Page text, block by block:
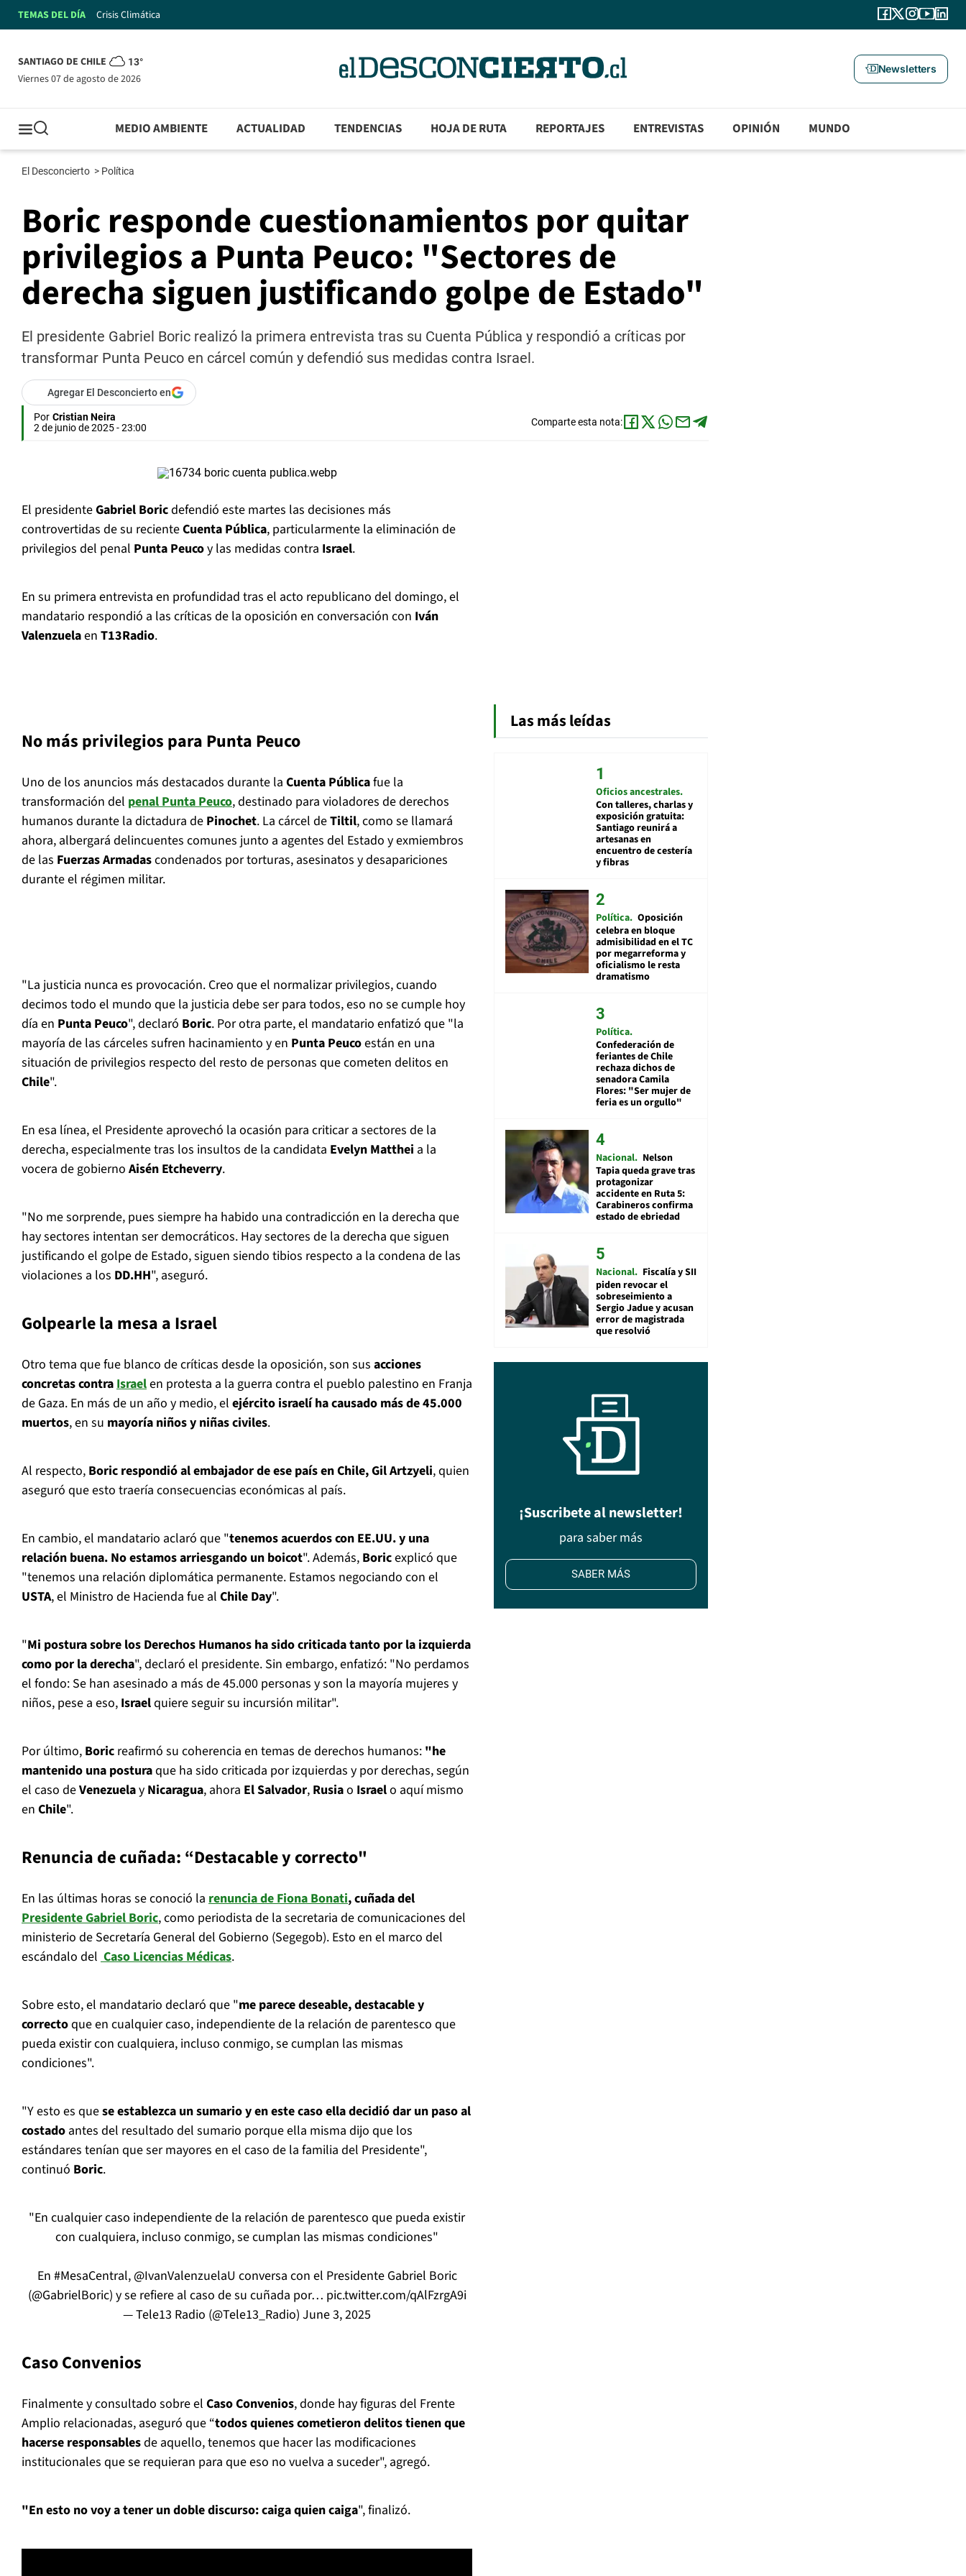
TEMAS DEL DÍA Crisis Climática
SANTIAGO DE CHILE 13°
viernes 07 de agosto de 2026
Newsletters
MEDIO AMBIENTE ACTUALIDAD TENDENCIAS HOJA DE RUTA REPORTAJES ENTREVISTAS OPINIÓN MUNDO
El Desconcierto > Política
Boric responde cuestionamientos por quitar
privilegios a Punta Peuco: "Sectores de
derecha siguen justificando golpe de Estado"
El presidente Gabriel Boric realizó la primera entrevista tras su Cuenta Pública y respondió a críticas por
transformar Punta Peuco en cárcel común y defendió sus medidas contra Israel.
Agregar El Desconcierto en
Por Cristian Neira
2 de junio de 2025 - 23:00
Comparte esta nota:
El presidenteGabriel Boricdefendió este martes las decisiones más
controvertidas de su recienteCuenta Pública, particularmente la eliminación de
privilegios del penal Punta Peucoy las medidas contra Israel.
En su primera entrevista en profundidad tras el acto republicano del domingo, el
mandatario respondió a las críticas de la oposición en conversación con Iván
Valenzuelaen T13Radio.
No más privilegios para Punta Peuco
Uno de los anuncios más destacados durante la Cuenta Públicafue la
transformación del penal Punta Peuco, destinado para violadores de derechos
humanos durante la dictadura de Pinochet. La cárcel deTiltil, como se llamará
ahora, albergará delincuentes comunes junto a agentes del Estado y exmiembros
de las Fuerzas Armadascondenados por torturas, asesinatos y desapariciones
durante el régimen militar.
"La justicia nunca es provocación. Creo que el normalizar privilegios, cuando
decimos todo el mundo que la justicia debe ser para todos, eso no se cumple hoy
día en Punta Peuco", declaró Boric. Por otra parte, el mandatario enfatizó que "la
mayoría de las cárceles sufren hacinamiento y en Punta Peucoestán en una
situación de privilegios respecto del resto de personas que cometen delitos en
Chile".
En esa línea, el Presidente aprovechó la ocasión para criticar a sectores de la
derecha, especialmente tras los insultos de la candidata Evelyn Matthei a la
vocera de gobierno Aisén Etcheverry.
"No me sorprende, pues siempre ha habido una contradicción en la derecha que
hay sectores intentan ser democráticos. Hay sectores de la derecha que siguen
justificando el golpe de Estado, siguen siendo tibios respecto a la condena de las
violaciones a los DD.HH", aseguró.
Golpearle la mesa a Israel
Otro tema que fue blanco de críticas desde la oposición, son sus acciones
concretas contraIsraelen protesta a la guerra contra el pueblo palestino en Franja
de Gaza. En más de un año y medio, el ejército israelí ha causado más de 45.000
muertos, en su mayoría niños y niñas civiles.
Al respecto, Boric respondió al embajador de ese país en Chile, Gil Artzyeli, quien
aseguró que esto traería consecuencias económicas al país.
En cambio, el mandatario aclaró que "tenemos acuerdos con EE.UU. y una
relación buena. No estamos arriesgando un boicot". Además, Boricexplicó que
"tenemos una relación diplomática permanente. Estamos negociando con el
USTA, el Ministro de Hacienda fue al Chile Day".
"Mi postura sobre los Derechos Humanos ha sido criticada tanto por la izquierda
como por la derecha", declaró el presidente. Sin embargo, enfatizó: "No perdamos
el fondo: Se han asesinado a más de 45.000 personas y son la mayoría mujeres y
niños, pese a eso, Israelquiere seguir su incursión militar".
Por último, Boric reafirmó su coherencia en temas de derechos humanos: "he
mantenido una posturaque ha sido criticada por izquierdas y por derechas, según
el caso deVenezuelay Nicaragua, ahora El Salvador, Rusiao Israelo aquí mismo
en Chile".
Renuncia de cuñada: “Destacable y correcto"
En las últimas horas se conoció la renuncia de Fiona Bonati, cuñada del
Presidente Gabriel Boric, como periodista de la secretaria de comunicaciones del
ministerio de Secretaría General del Gobierno (Segegob). Esto en el marco del
escándalo del Caso Licencias Médicas.
Sobre esto, el mandatario declaró que "me parece deseable, destacable y
correctoque en cualquier caso, independiente de la relación de parentesco que
pueda existir con cualquiera, incluso conmigo, se cumplan las mismas
condiciones".
"Y esto es quese establezca un sumario y en este caso ella decidió dar un paso al
costado antes del resultado del sumario porque ella misma dijo que los
estándares tenían que ser mayores en el caso de la familia del Presidente",
continuó Boric.
"En cualquier caso independiente de la relación de parentesco que pueda existir
con cualquiera, incluso conmigo, se cumplan las mismas condiciones"
En #MesaCentral, @IvanValenzuelaU conversa con el Presidente Gabriel Boric
(@GabrielBoric) y se refiere al caso de su cuñada por… pic.twitter.com/qAlFzrgA9i
— Tele13 Radio (@Tele13_Radio) June 3, 2025
Caso Convenios
Finalmente y consultado sobre el Caso Convenios, donde hay figuras del Frente
Amplio relacionadas, aseguró que “todos quienes cometieron delitos tienen que
hacerse responsablesde aquello, tenemos que hacer las modificaciones
institucionales que se requieran para que eso no vuelva a suceder", agregó.
"En esto no voy a tener un doble discurso: caiga quien caiga", finalizó.
Las más leídas
Oficios ancestrales
Con talleres, charlas y
exposición gratuita:
Santiago reunirá a
artesanas en
encuentro de cestería
y fibras
Política Oposición
celebra en bloque
admisibilidad en el TC
por megarreforma y
oficialismo le resta
dramatismo
Política
Confederación de
feriantes de Chile
rechaza dichos de
senadora Camila
Flores: "Ser mujer de
feria es un orgullo"
Nacional Nelson
Tapia queda grave tras
protagonizar
accidente en Ruta 5:
Carabineros confirma
estado de ebriedad
Nacional Fiscalía y SII
piden revocar el
sobreseimiento a
Sergio Jadue y acusan
error de magistrada
que resolvió
¡Suscribete al newsletter!
para saber más
SABER MÁS